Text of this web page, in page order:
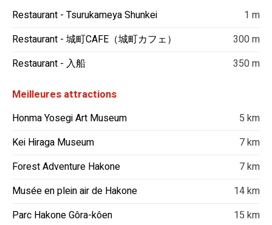
Restaurant - Tsurukameya Shunkei
1 m
Restaurant - 城町CAFE（城町カフェ）
300 m
Restaurant - 入船
350 m
Meilleures attractions
Honma Yosegi Art Museum
5 km
Kei Hiraga Museum
7 km
Forest Adventure Hakone
7 km
Musée en plein air de Hakone
14 km
Parc Hakone Gôra-kôen
15 km